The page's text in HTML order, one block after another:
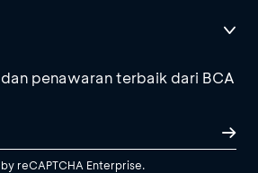
penawaran terbaik dari BCA
reCAPTCHA Enterprise.